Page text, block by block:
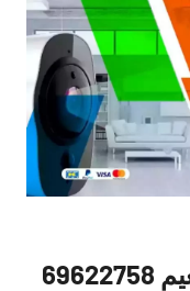
تركيب كاميرات مراقبة النعيم 69622758